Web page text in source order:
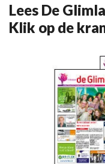
Lees De
Klik op de